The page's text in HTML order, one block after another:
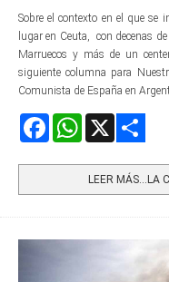
Sobre el contexto en el que
lugar en Ceuta, con decenas
Marruecos y más de un
siguiente columna para
Comunista de España en
FacebookWhatsApp
LEER MÁS…LA